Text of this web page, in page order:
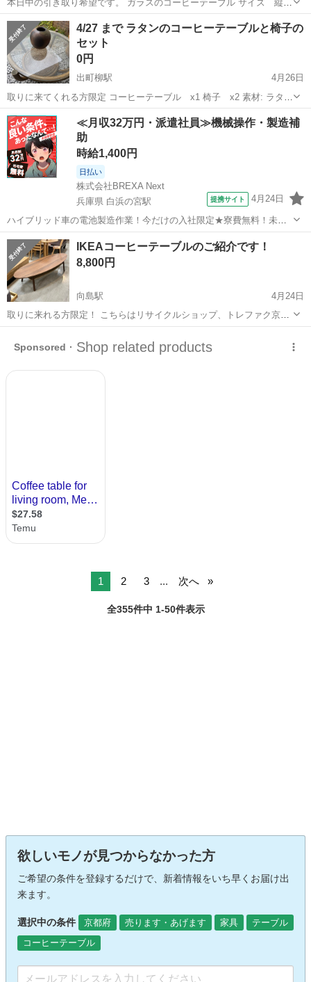
本日中の引き取り希望です。 ガラスのコーヒーテーブル サイズ 縦
50cm×横95cm×高さ40.5cm
京都 長岡京市 西向日駅
4/27 まで ラタンのコーヒーテーブルと椅子の
セット
0円
出町柳駅
4月26日
取りに来てくれる方限定 コーヒーテーブル x1 椅子 x2 素材: ラタ
ン、ガラス ニスが剥がれてますが機能的には問題ありません。 取りに
来てくれる方限定 結構重いです。
京都 京都市 出町柳駅 テーブル ラタン
≪月収32万円・派遣社員≫機械操作・製造補
助
時給1,400円
日払い
株式会社BREXA Next
兵庫県 白浜の宮駅
提携サイト 4月24日
ハイブリッド車の電池製造作業！今だけの入社限定★寮費無料！未経
験活躍中★20～50代の男性活躍中！安定企業で長期で働きたい方オス
スメ！年間休日130日！正社員登用制度あり！マイカー通勤OK！ワン
ルーム寮完備！《兵庫県姫路市》...
兵庫 姫路市 その他
IKEAコーヒーテーブルのご紹介です！
8,800円
向島駅
4月24日
取りに来れる方限定！ こちらはリサイクルショップ、トレファク京都
宇治店からの出品です。 ●商品情報 アイテム名:コーヒーテーブル ブ
ランド:IKEA（イケア） サイズ：幅約180cm×奥行き約59cm×高さ約
1 2 3 ... 次へ
全355件中 1-50件表示
欲しいモノが見つからなかった方
ご希望の条件を登録するだけで、新着情報をいち早くお届け出
来ます。
選択中の条件 京都府 売ります・あげます 家具
テーブル
コーヒーテーブル